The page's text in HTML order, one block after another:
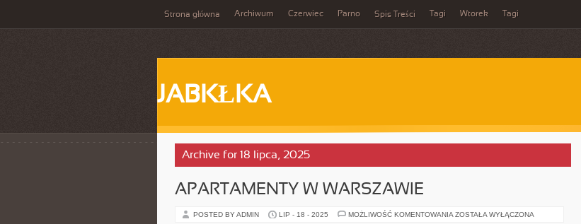
Strona główna Archiwum Czerwiec Parno Spis Treści Tagi Wtorek Tagi
JABKŁKA
Archive for 18 lipca, 2025
APARTAMENTY W WARSZAWIE
POSTED BY ADMIN LIP - 18 - 2025 MOŻLIWOŚĆ KOMENTOWANIA APARTAMENTY
ZOSTAŁA WYŁĄCZONA